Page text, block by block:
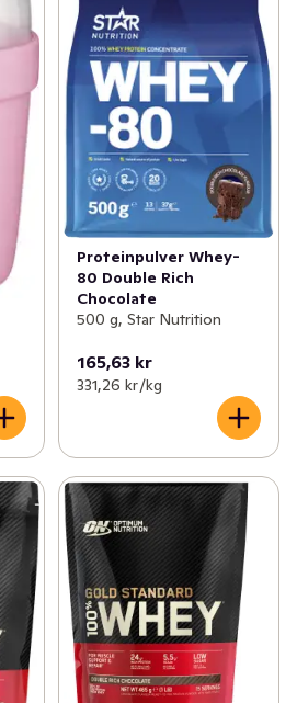
Proteinpulver Whey-
80 Double Rich
Chocolate
500 g, Star Nutrition
165,63 kr
331,26 kr /kg